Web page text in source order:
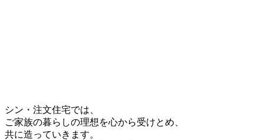
シン・注文住宅では、
ご家族の暮らしの理想を心から受けとめ、
共に造っていきます。